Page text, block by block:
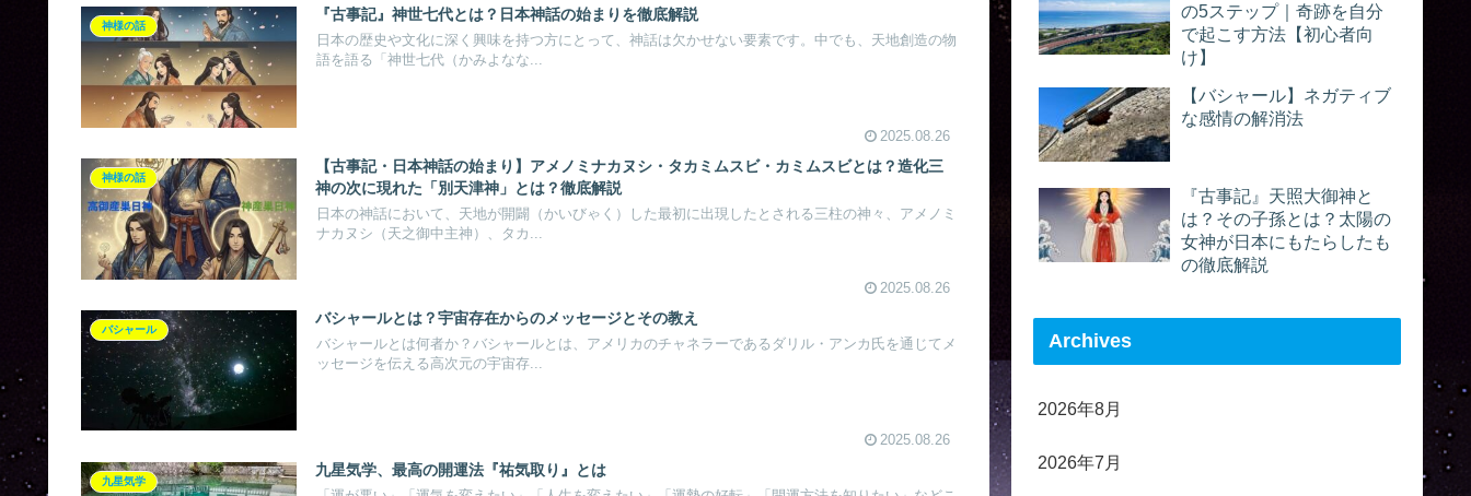
神様の話
『古事記』神世七代とは？日本神話の始まりを徹底解説
日本の歴史や文化に深く興味を持つ方にとって、神話は欠かせない要素です。中でも、天地創造の物
語を語る「神世七代（かみよなな...
2025.08.26
神様の話
【古事記・日本神話の始まり】アメノミナカヌシ・タカミムスビ・カミムスビとは？造化三
神の次に現れた「別天津神」とは？徹底解説
日本の神話において、天地が開闢（かいびゃく）した最初に出現したとされる三柱の神々、アメノミ
ナカヌシ（天之御中主神）、タカ...
2025.08.26
バシャール
バシャールとは？宇宙存在からのメッセージとその教え
バシャールとは何者か？バシャールとは、アメリカのチャネラーであるダリル・アンカ氏を通じてメ
ッセージを伝える高次元の宇宙存...
2025.08.26
九星気学
九星気学、最高の開運法『祐気取り』とは
の5ステップ｜奇跡を自分
で起こす方法【初心者向
け】
【バシャール】ネガティブ
な感情の解消法
『古事記』天照大御神と
は？その子孫とは？太陽の
女神が日本にもたらしたも
の徹底解説
Archives
2026年8月
2026年7月